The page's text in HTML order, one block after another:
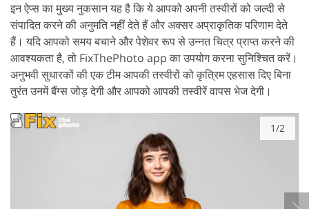
इन ऐप्स का मुख्य नुकसान यह है कि ये आपको अपनी तस्वीरों को जल्दी से
संपादित करने की अनुमति नहीं देते हैं और अक्सर अप्राकृतिक परिणाम देते
हैं। यदि आपको समय बचाने और पेशेवर रूप से उन्नत चित्र प्राप्त करने की
आवश्यकता है, तो FixThePhoto app का उपयोग करना सुनिश्चित करें।
अनुभवी सुधारकों की एक टीम आपकी तस्वीरों को कृत्रिम एहसास दिए बिना
तुरंत उनमें बैंग्स जोड़ देगी और आपको आपकी तस्वीरें वापस भेज देगी।
1/2